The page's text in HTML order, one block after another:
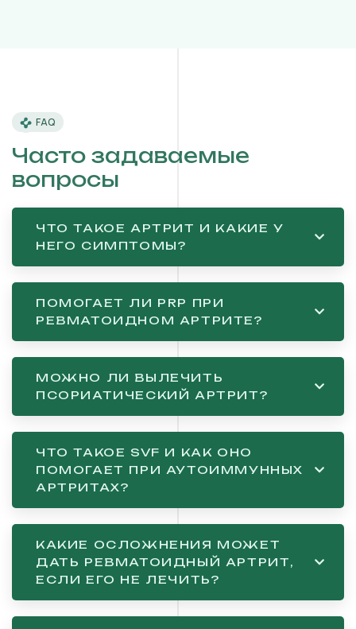
FAQ
Часто задаваемые
вопросы
ЧТО ТАКОЕ АРТРИТ И КАКИЕ У
НЕГО СИМПТОМЫ?
ПОМОГАЕТ ЛИ PRP ПРИ
РЕВМАТОИДНОМ АРТРИТЕ?
МОЖНО ЛИ ВЫЛЕЧИТЬ
ПСОРИАТИЧЕСКИЙ АРТРИТ?
ЧТО ТАКОЕ SVF И КАК ОНО
ПОМОГАЕТ ПРИ АУТОИММУННЫХ
АРТРИТАХ?
КАКИЕ ОСЛОЖНЕНИЯ МОЖЕТ
ДАТЬ РЕВМАТОИДНЫЙ АРТРИТ,
ЕСЛИ ЕГО НЕ ЛЕЧИТЬ?